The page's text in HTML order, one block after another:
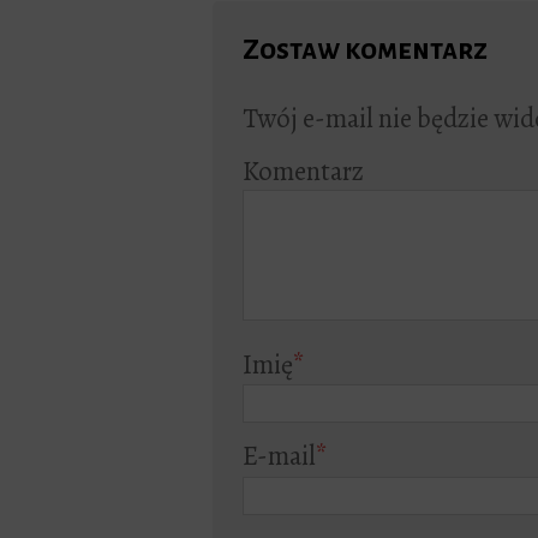
Zostaw komentarz
Twój e-mail nie będzie
Komentarz
Imię*
E-mail*